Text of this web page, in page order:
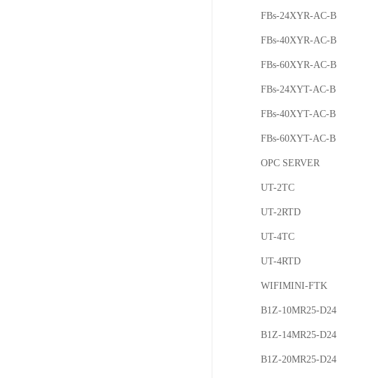
FBs-24XYR-AC-B
FBs-40XYR-AC-B
FBs-60XYR-AC-B
FBs-24XYT-AC-B
FBs-40XYT-AC-B
FBs-60XYT-AC-B
OPC SERVER
UT-2TC
UT-2RTD
UT-4TC
UT-4RTD
WIFIMINI-FTK
B1Z-10MR25-D24
B1Z-14MR25-D24
B1Z-20MR25-D24